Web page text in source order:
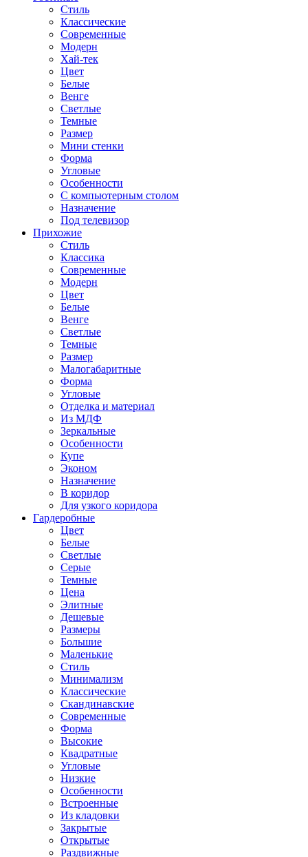
Стиль
Классические
Современные
Модерн
Хай-тек
Цвет
Белые
Венге
Светлые
Темные
Размер
Мини стенки
Форма
Угловые
Особенности
С компьютерным столом
Назначение
Под телевизор
Прихожие
Стиль
Классика
Современные
Модерн
Цвет
Белые
Венге
Светлые
Темные
Размер
Малогабаритные
Форма
Угловые
Отделка и материал
Из МДФ
Зеркальные
Особенности
Купе
Эконом
Назначение
В коридор
Для узкого коридора
Гардеробные
Цвет
Белые
Светлые
Серые
Темные
Цена
Элитные
Дешевые
Размеры
Большие
Маленькие
Стиль
Минимализм
Классические
Скандинавские
Современные
Форма
Высокие
Квадратные
Угловые
Низкие
Особенности
Встроенные
Из кладовки
Закрытые
Открытые
Раздвижные